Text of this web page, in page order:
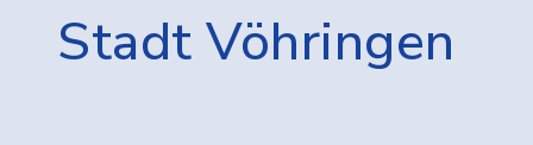
Stadt Vöhringen